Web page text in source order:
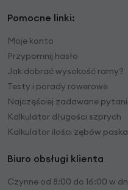
Pomocne linki:
Moje konto
Przypomnij hasło
Jak dobrać wysokość ramy?
Testy i porady rowerowe
Najczęściej zadawane
Kalkulator długości szprych
Kalkulator ilości zębów paska
Biuro obsługi klienta
Czynne od 8:00 do 16:00 w